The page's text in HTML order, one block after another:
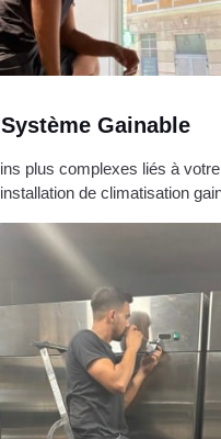
Système Gainable
plus complexes liés à
de climatisation